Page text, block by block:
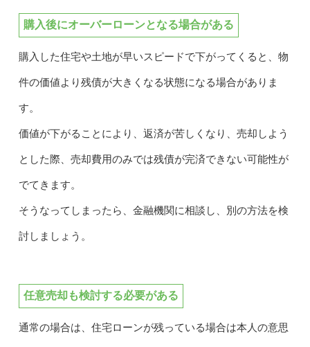
購入後にオーバーローンとなる場合がある
購入した住宅や土地が早いスピードで下がってくると、物
件の価値より残債が大きくなる状態になる場合がありま
す。
価値が下がることにより、返済が苦しくなり、売却しよう
とした際、売却費用のみでは残債が完済できない可能性が
でてきます。
そうなってしまったら、金融機関に相談し、別の方法を検
討しましょう。
任意売却も検討する必要がある
通常の場合は、住宅ローンが残っている場合は本人の意思